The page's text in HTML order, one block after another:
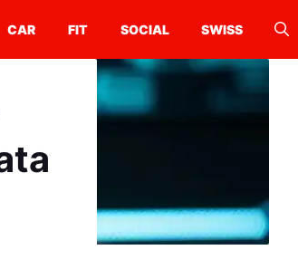
CAR FIT SOCIAL SWISS